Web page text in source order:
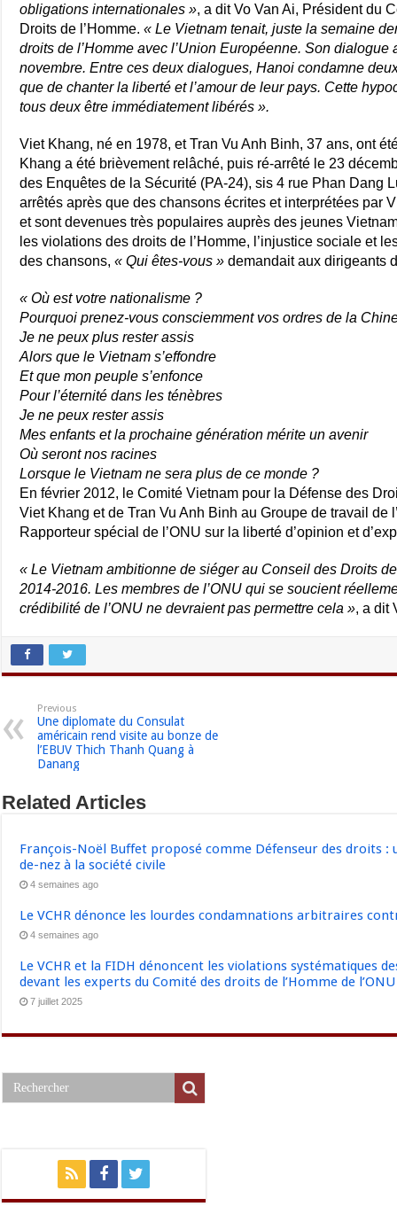
obligations internationales », a dit Vo Van Ai, Président du
Droits de l’Homme.« Le Vietnam tenait, juste la semaine
droits de l’Homme avec l’Union Européenne. Son
novembre. Entre ces deux dialogues, Hanoi condamne
que de chanter la liberté et l’amour de leur pays. Cette
tous deux être immédiatement libérés ».
Viet Khang, né en 1978, et Tran Vu Anh Binh, 37 ans, ont
Khang a été brièvement relâché, puis ré-arrêté le 23
des Enquêtes de la Sécurité (PA-24), sis 4 rue Phan Dang
arrêtés après que des chansons écrites et interprétées par
et sont devenues très populaires auprès des jeunes
les violations des droits de l’Homme, l’injustice sociale et
des chansons,« Qui êtes-vous » demandait aux dirigeants
« Où est votre nationalisme ?
Pourquoi prenez-vous consciemment vos ordres de la
Je ne peux plus rester assis
Alors que le Vietnam s’effondre
Et que mon peuple s’enfonce
Pour l’éternité dans les ténèbres
Je ne peux rester assis
Mes enfants et la prochaine génération mérite un avenir
Où seront nos racines
Lorsque le Vietnam ne sera plus de ce monde ?
En février 2012, le Comité Vietnam pour la Défense des
Viet Khang et de Tran Vu Anh Binh au Groupe de travail de
Rapporteur spécial de l’ONU sur la liberté d’opinion et
« Le Vietnam ambitionne de siéger au Conseil des Droits
2014-2016. Les membres de l’ONU qui se soucient
crédibilité de l’ONU ne devraient pas permettre cela », a dit
Previous
Une diplomate du Consulat
américain rend visite au bonze de
l’EBUV Thich Thanh Quang à
Danang
Related Articles
François-Noël Buffet proposé comme Défenseur des droits
de-nez à la société civile
4 semaines ago
Le VCHR dénonce les lourdes condamnations arbitraires
4 semaines ago
Le VCHR et la FIDH dénoncent les violations systématiques
devant les experts du Comité des droits de l’Homme de l’ONU
7 juillet 2025